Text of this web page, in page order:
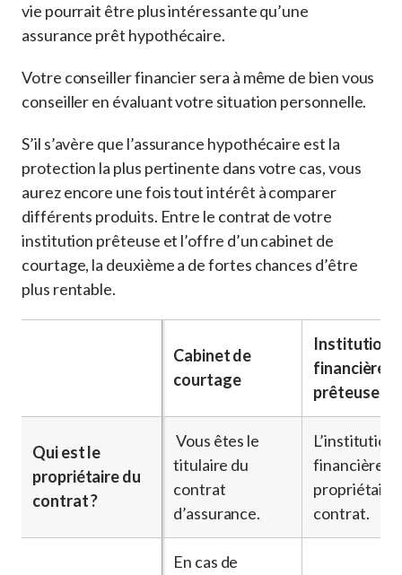
vie pourrait être plus intéressante qu’une
assurance prêt hypothécaire.
Votre conseiller financier sera à même de bien vous
conseiller en évaluant votre situation personnelle.
S’il s’avère que l’assurance hypothécaire est la
protection la plus pertinente dans votre cas, vous
aurez encore une fois tout intérêt à comparer
différents produits. Entre le contrat de votre
institution prêteuse et l’offre d’un cabinet de
courtage, la deuxième a de fortes chances d’être
plus rentable.
Cabinet de
courtage
Institution
financière
prêteuse
Qui est le
propriétaire du
contrat ?
Vous êtes le
titulaire du
contrat
d’assurance.
L’institution
financière
propriétaire
contrat.
En cas de